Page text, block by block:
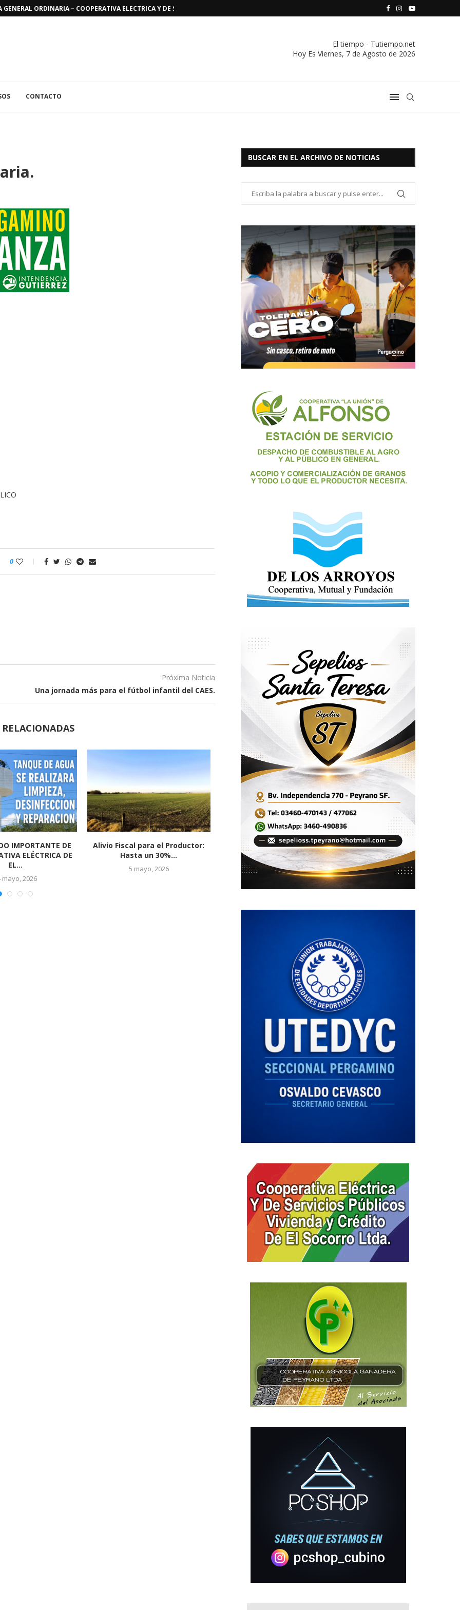
ORDINARIA – COOPERATIVA ELECTRICA Y DE SERVICIOS PUBLICOS VIVIENDA Y CREDITO DE EL SOCORRO LTDA.
COMUNICADO IMPORTANTE DE LA COOPERATIVA
El tiempo - Tutiempo.net
Hoy Es Viernes, 7 de Agosto de 2026
CONTACTO
0
Próxima Noticia
Una jornada más para el fútbol infantil del CAES.
2026 en El Socorro
fue un...
5 marzo, 2026
El Socorro se prepara para vivir
una gran...
24 febrero, 2026
Profundo pesar en la comunidad
de El Socorro...
18 enero, 2026
El Socorro celebrará el
aniversario del
6 enero, 2026
BUSCAR EN EL ARCHIVO DE NOTICIAS